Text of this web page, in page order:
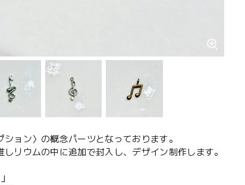
ション〉の概念パーツとなっております。
しリウムの中に追加で封入し、デザイン制作します。